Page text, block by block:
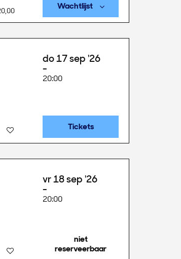
Wachtlijst
do 17 sep '26
20:00
Tickets
vr 18 sep '26
20:00
niet
reserveerbaar